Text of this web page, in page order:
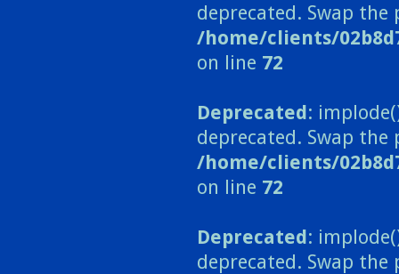
deprecated. Swap the
/home/clients/
on line 72
Deprecated:
deprecated. Swap the
/home/clients/
on line 72
Deprecated:
deprecated. Swap the